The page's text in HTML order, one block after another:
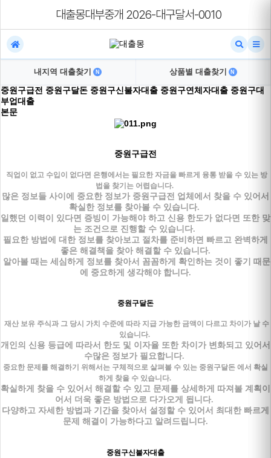
대출몽대부중개 2026-대구달서-0010
내지역 대출찾기 N 상품별 대출찾기 N
중원구급전 중원구달돈 중원구신불자대출 중원구연체자대출 중원구대
부업대출
본문
중원구급전
직업이 없고 수입이 없다면 은행에서는 필요한 자금을 빠르게 융통 받을 수 있는 방
법을 찾기는 어렵습니다.
많은 정보들 사이에 중요한 정보가 중원구급전 업체에서 찾을 수 있어서
확실한 정보를 찾아볼 수 있습니다.
일했던 이력이 있다면 증빙이 가능해야 하고 신용 한도가 없다면 또한 맞
는 조건으로 진행할 수 있습니다.
필요한 방법에 대한 정보를 찾아보고 절차를 준비하면 빠르고 완벽하게
좋은 해결책을 찾아 해결할 수 있습니다.
알아볼 때는 세심하게 정보를 찾아서 꼼꼼하게 확인하는 것이 좋기 때문
에 중요하게 생각해야 합니다.
중원구달돈
재산 보유 주식과 그 당시 가치 수준에 따라 지급 가능한 금액이 다르고 차이가 날 수
있습니다.
개인의 신용 등급에 따라서 한도 및 이자율 또한 차이가 변화되고 있어서
수많은 정보가 필요합니다.
중요한 문제를 해결하기 위해서는 구체적으로 살펴볼 수 있는 중원구달돈 에서 확실
하게 찾을 수 있습니다.
확실하게 찾을 수 있어서 해결할 수 있고 문제를 상세하게 따져볼 계획이
어서 더욱 좋은 방법으로 다가오게 됩니다.
다양하고 자세한 방법과 기간을 찾아서 설정할 수 있어서 최대한 빠르게
문제 해결이 가능하다고 알려드립니다.
중원구신불자대출